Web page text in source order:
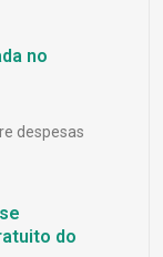
no
despesas
do